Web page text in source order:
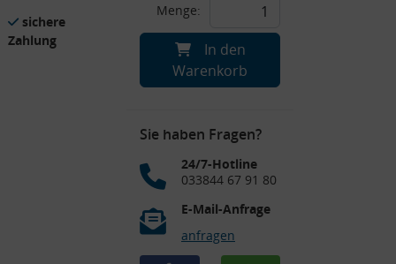
sichere
Zahlung
Menge:
In den
Warenkorb
Sie haben Fragen?
24/7-Hotline
033844 67 91 80
E-Mail-Anfrage
anfragen